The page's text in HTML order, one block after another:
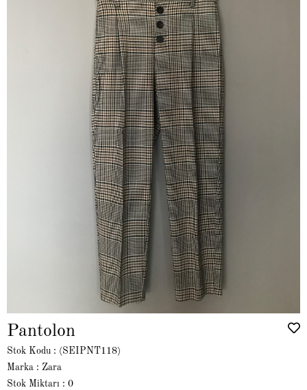
Pantolon
Stok Kodu
(SEIPNT118)
Marka : Zara
Stok Miktarı : 0